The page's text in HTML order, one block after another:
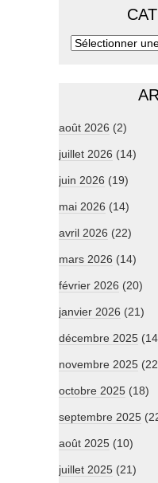
août 2026 (2)
juillet 2026 (14)
juin 2026 (19)
mai 2026 (14)
avril 2026 (22)
mars 2026 (14)
février 2026 (20)
janvier 2026 (21)
décembre 2025
novembre 2025
octobre 2025 (18)
septembre 2025
août 2025 (10)
juillet 2025 (21)